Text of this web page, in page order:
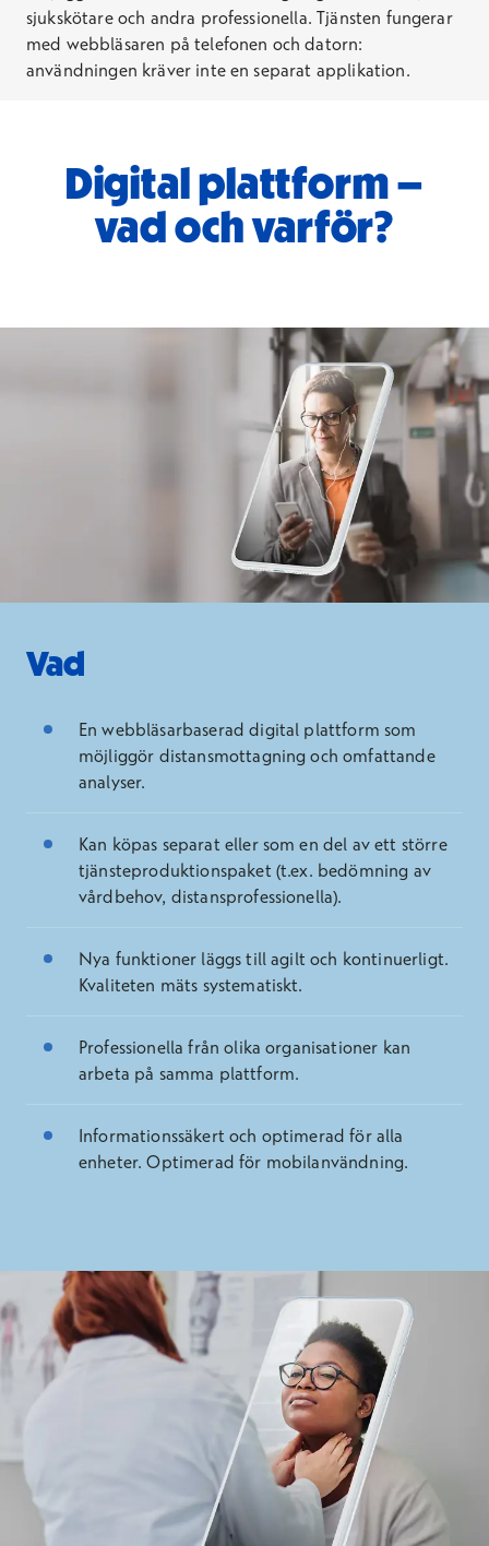
sjukskötare och andra professionella. Tjänsten fungerar
med webbläsaren på telefonen och datorn:
användningen kräver inte en separat applikation.
Digital plattform –
vad och varför?
Vad
En webbläsarbaserad digital plattform som
möjliggör distansmottagning och omfattande
analyser.
Kan köpas separat eller som en del av ett större
tjänsteproduktionspaket (t.ex. bedömning av
vårdbehov, distansprofessionella).
Nya funktioner läggs till agilt och kontinuerligt.
Kvaliteten mäts systematiskt.
Professionella från olika organisationer kan
arbeta på samma plattform.
Informationssäkert och optimerad för alla
enheter. Optimerad för mobilanvändning.